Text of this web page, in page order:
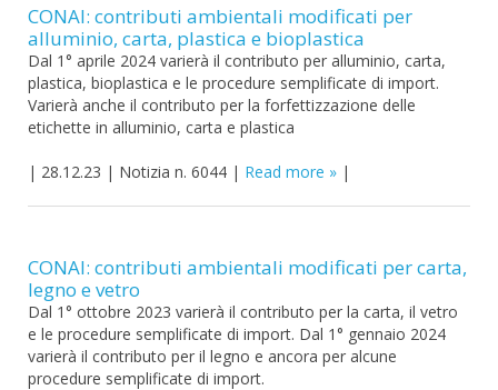
CONAI: contributi ambientali modificati per
alluminio, carta, plastica e bioplastica
Dal 1° aprile 2024 varierà il contributo per alluminio, carta,
plastica, bioplastica e le procedure semplificate di import.
Varierà anche il contributo per la forfettizzazione delle
etichette in alluminio, carta e plastica
| 28.12.23 | Notizia n. 6044 | Read more |
CONAI: contributi ambientali modificati per carta,
legno e vetro
Dal 1° ottobre 2023 varierà il contributo per la carta, il vetro
e le procedure semplificate di import. Dal 1° gennaio 2024
varierà il contributo per il legno e ancora per alcune
procedure semplificate di import.